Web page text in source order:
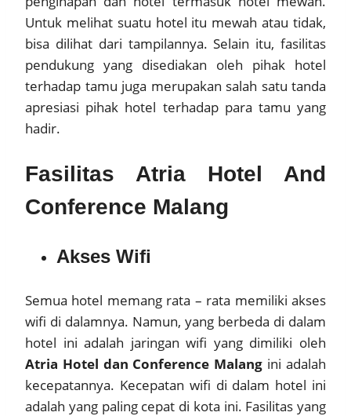
Untuk melihat suatu hotel itu mewah atau tidak,
bisa dilihat dari tampilannya. Selain itu, fasilitas
pendukung yang disediakan oleh pihak hotel
terhadap tamu juga merupakan salah satu tanda
apresiasi pihak hotel terhadap para tamu yang
hadir.
Fasilitas Atria Hotel And
Conference Malang
Akses Wifi
Semua hotel memang rata – rata memiliki akses
wifi di dalamnya. Namun, yang berbeda di dalam
hotel ini adalah jaringan wifi yang dimiliki oleh
Atria Hotel dan Conference Malang ini adalah
kecepatannya. Kecepatan wifi di dalam hotel ini
adalah yang paling cepat di kota ini. Fasilitas yang